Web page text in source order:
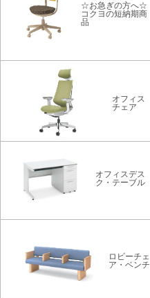
☆お急ぎの方へ☆
コクヨの短納期商
品
オフィス
チェア
オフィスデス
ク・テーブル
ロビーチェ
ア・ベンチ